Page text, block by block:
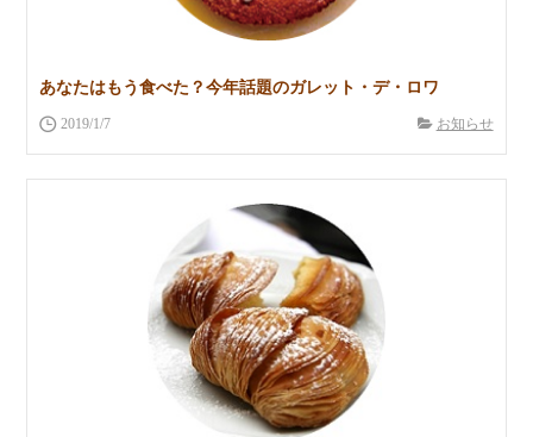
あなたはもう食べた？今年話題のガレット・デ・ロワ
2019/1/7 お知らせ